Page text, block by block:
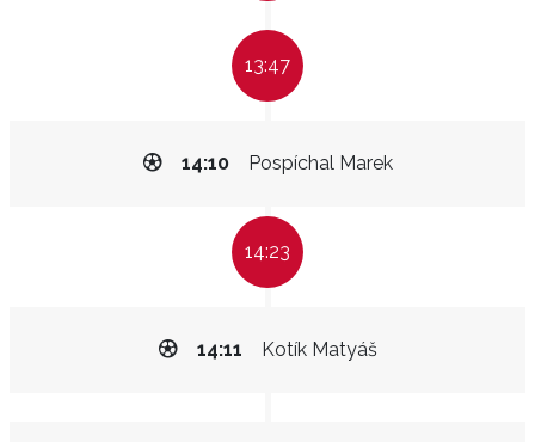
13:47
Pospíchal Marek
14:10
14:23
Kotík Matyáš
14:11